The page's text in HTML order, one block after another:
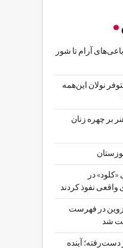
آرام تا شور
نولان این‌همه
بر چهره زنان
در
واقعی نفوذ کردند
در فهرست
شد
دست‌رفته؛ آینده